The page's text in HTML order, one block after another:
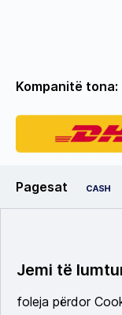
Kompanitë tona:
Pagesat
Jemi të
foleja përdor